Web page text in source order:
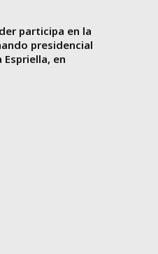
participa en la
presidencial
en